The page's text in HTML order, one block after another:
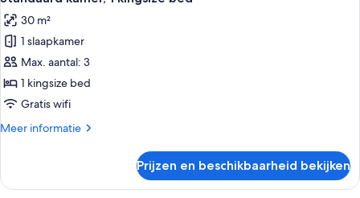
foto's
voor
Standaard
kamer,
1
kingsize
laden
30 m²
1 slaapkamer
Max. aantal: 3
1 kingsize bed
Gratis wifi
Meer informatie
Meer
kamer,
Prijzen en beschikbaarheid bekijken